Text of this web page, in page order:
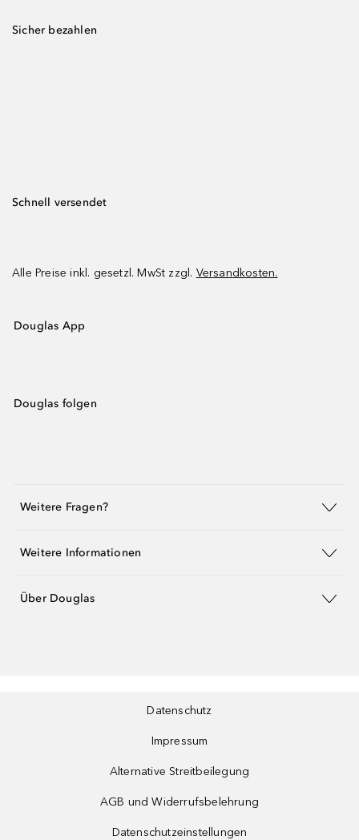
Sicher bezahlen
Schnell versendet
Alle Preise inkl. gesetzl. MwSt zzgl. Versandkosten.
Douglas App
Douglas folgen
Weitere Fragen?
Weitere Informationen
Über Douglas
Datenschutz
Impressum
Alternative Streitbeilegung
AGB und Widerrufsbelehrung
Datenschutzeinstellungen